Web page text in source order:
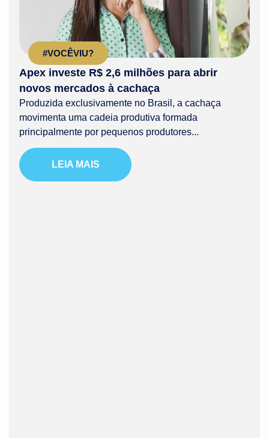
#VOCÊVIU?
Apex investe R$ 2,6 milhões para abrir
novos mercados à cachaça
Produzida exclusivamente no Brasil, a cachaça
movimenta uma cadeia produtiva formada
principalmente por pequenos produtores...
LEIA MAIS